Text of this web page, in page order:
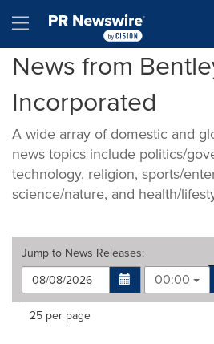
Hamburger menu
News from
Incorporated
A wide array of domestic and
news topics include politics/
technology, religion, sports/
science/nature, and health/
Jump to News Releases:
00:00
Making
Items per page:
25 per page